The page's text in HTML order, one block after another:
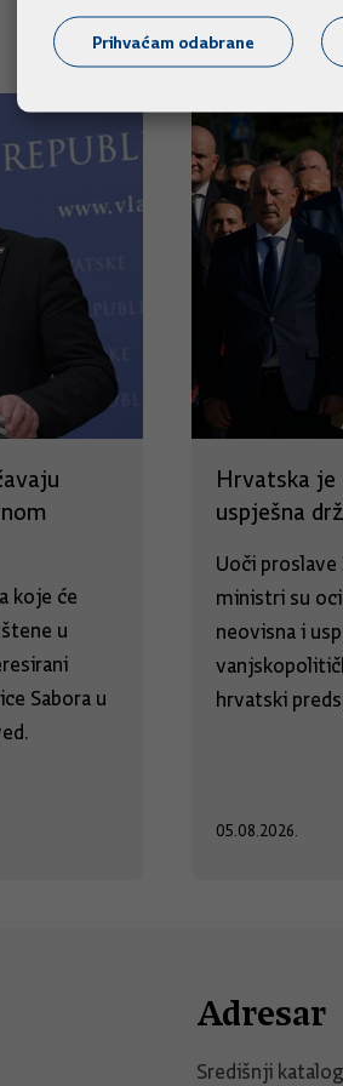
koje će
u
Sabora u
Hrvatska je
uspješna
Uoči proslave
ministri su
neovisna i
hrvatski
05.08.2026.
Adresar
Središnji
Prihvaćam odabrane